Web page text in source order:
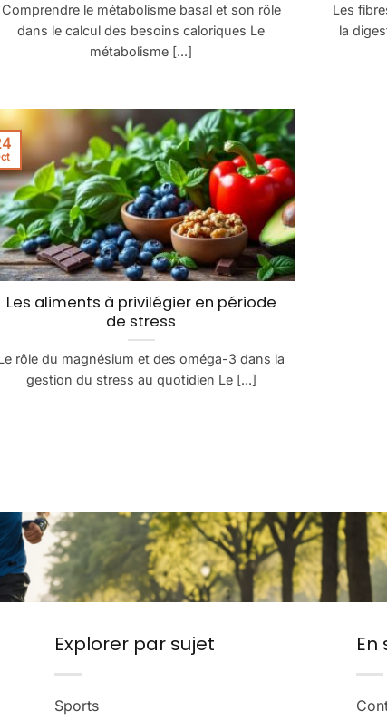
Comprendre le métabolisme basal et son rôle
dans le calcul des besoins caloriques Le
métabolisme [...]
Les
la
Les aliments à privilégier en période
de stress
rôle du magnésium et des oméga-3 dans la
gestion du stress au quotidien Le [...]
Explorer par sujet
Sports
En